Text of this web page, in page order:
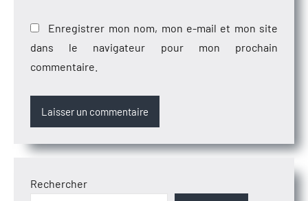
Enregistrer mon nom, mon e-mail et mon site
dans le navigateur pour mon prochain
commentaire.
Rechercher